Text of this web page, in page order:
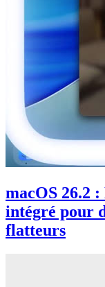
macOS 26.2
intégré pour
flatteurs